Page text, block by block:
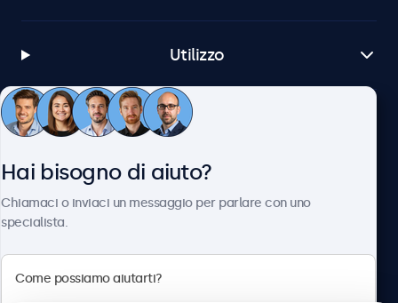
Utilizzo
Servizio Clienti
Hai bisogno di aiuto?
Chiamaci o inviaci un messaggio per parlare con uno
specialista.